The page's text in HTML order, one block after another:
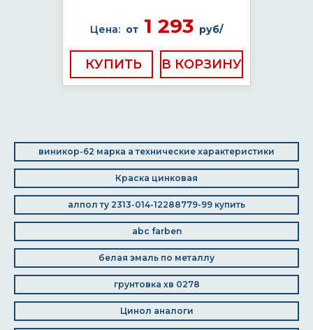
Цена: от 1 293 руб/
КУПИТЬ
виникор-62 марка а технические характеристики
Краска цинковая
алпол ту 2313-014-12288779-99 купить
abc farben
белая эмаль по металлу
грунтовка хв 0278
Цинол аналоги